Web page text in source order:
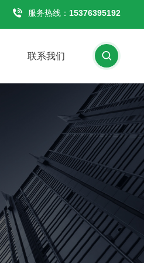
服务热线： 15376395192
联系我们